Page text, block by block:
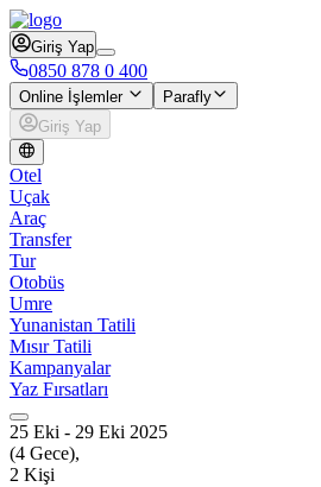
Giriş Yap
0850 878 0 400
Online İşlemler
Parafly
Giriş Yap
Otel
Uçak
Araç
Transfer
Tur
Otobüs
Umre
Yunanistan Tatili
Mısır Tatili
Kampanyalar
Yaz Fırsatları
25 Eki - 29 Eki 2025
(4 Gece),
2 Kişi